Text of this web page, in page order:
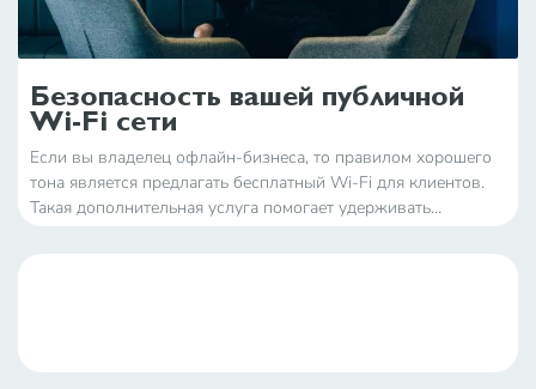
Безопасность вашей публичной
Wi-Fi сети
Если вы владелец офлайн-бизнеса, то правилом хорошего
тона является предлагать бесплатный Wi-Fi для клиентов.
Такая дополнительная услуга помогает удерживать